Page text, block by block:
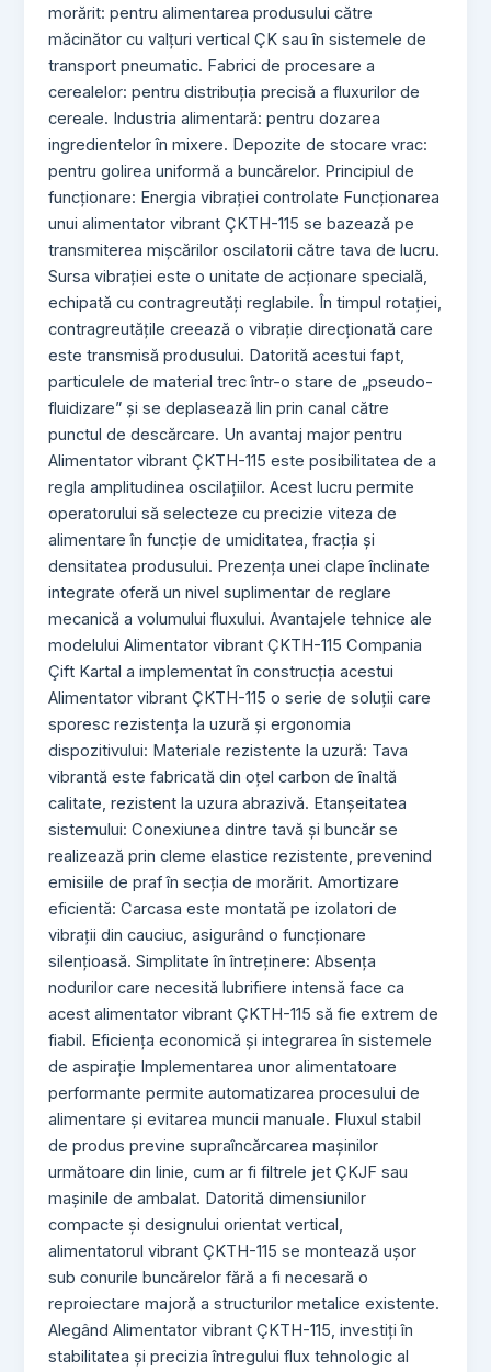
morărit: pentru alimentarea produsului către
măcinător cu valțuri vertical ÇK sau în sistemele de
transport pneumatic. Fabrici de procesare a
cerealelor: pentru distribuția precisă a fluxurilor de
cereale. Industria alimentară: pentru dozarea
ingredientelor în mixere. Depozite de stocare vrac:
pentru golirea uniformă a buncărelor. Principiul de
funcționare: Energia vibrației controlate Funcționarea
unui alimentator vibrant ÇKTH-115 se bazează pe
transmiterea mișcărilor oscilatorii către tava de lucru.
Sursa vibrației este o unitate de acționare specială,
echipată cu contragreutăți reglabile. În timpul rotației,
contragreutățile creează o vibrație direcționată care
este transmisă produsului. Datorită acestui fapt,
particulele de material trec într-o stare de „pseudo-
fluidizare” și se deplasează lin prin canal către
punctul de descărcare. Un avantaj major pentru
Alimentator vibrant ÇKTH-115 este posibilitatea de a
regla amplitudinea oscilațiilor. Acest lucru permite
operatorului să selecteze cu precizie viteza de
alimentare în funcție de umiditatea, fracția și
densitatea produsului. Prezența unei clape înclinate
integrate oferă un nivel suplimentar de reglare
mecanică a volumului fluxului. Avantajele tehnice ale
modelului Alimentator vibrant ÇKTH-115 Compania
Çift Kartal a implementat în construcția acestui
Alimentator vibrant ÇKTH-115 o serie de soluții care
sporesc rezistența la uzură și ergonomia
dispozitivului: Materiale rezistente la uzură: Tava
vibrantă este fabricată din oțel carbon de înaltă
calitate, rezistent la uzura abrazivă. Etanșeitatea
sistemului: Conexiunea dintre tavă și buncăr se
realizează prin cleme elastice rezistente, prevenind
emisiile de praf în secția de morărit. Amortizare
eficientă: Carcasa este montată pe izolatori de
vibrații din cauciuc, asigurând o funcționare
silențioasă. Simplitate în întreținere: Absența
nodurilor care necesită lubrifiere intensă face ca
acest alimentator vibrant ÇKTH-115 să fie extrem de
fiabil. Eficiența economică și integrarea în sistemele
de aspirație Implementarea unor alimentatoare
performante permite automatizarea procesului de
alimentare și evitarea muncii manuale. Fluxul stabil
de produs previne supraîncărcarea mașinilor
următoare din linie, cum ar fi filtrele jet ÇKJF sau
mașinile de ambalat. Datorită dimensiunilor
compacte și designului orientat vertical,
alimentatorul vibrant ÇKTH-115 se montează ușor
sub conurile buncărelor fără a fi necesară o
reproiectare majoră a structurilor metalice existente.
Alegând Alimentator vibrant ÇKTH-115, investiți în
stabilitatea și precizia întregului flux tehnologic al